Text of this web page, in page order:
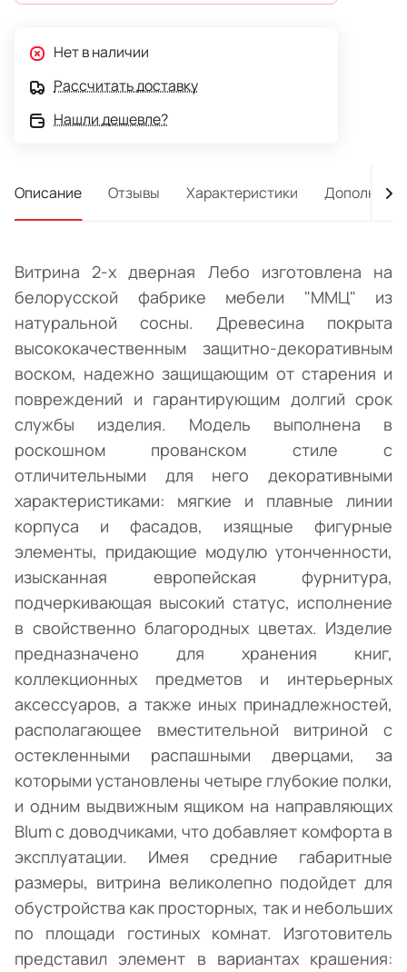
Нет в наличии
Рассчитать доставку
Нашли дешевле?
Описание Отзывы Характеристики
Витрина 2-х дверная Лебо изготовлена на
белорусской фабрике мебели "ММЦ" из
натуральной сосны. Древесина покрыта
высококачественным защитно-декоративным
воском, надежно защищающим от старения и
повреждений и гарантирующим долгий срок
службы изделия. Модель выполнена в
роскошном прованском стиле с
отличительными для него декоративными
характеристиками: мягкие и плавные линии
корпуса и фасадов, изящные фигурные
элементы, придающие модулю утонченности,
изысканная европейская фурнитура,
подчеркивающая высокий статус, исполнение
в свойственно благородных цветах. Изделие
предназначено для хранения книг,
коллекционных предметов и интерьерных
аксессуаров, а также иных принадлежностей,
располагающее вместительной витриной с
остекленными распашными дверцами, за
которыми установлены четыре глубокие полки,
и одним выдвижным ящиком на направляющих
Blum с доводчиками, что добавляет комфорта в
эксплуатации. Имея средние габаритные
размеры, витрина великолепно подойдет для
обустройства как просторных, так и небольших
по площади гостиных комнат. Изготовитель
представил элемент в вариантах крашения: